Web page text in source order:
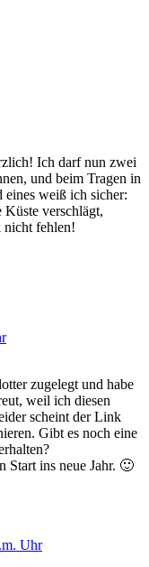
Ich darf nun zwei
und beim Tragen in
weiß ich sicher:
Küste verschlägt,
nicht fehlen!
zugelegt und habe
weil ich diesen
scheint der Link
Gibt es noch eine
Start ins neue Jahr. 🙂
Uhr